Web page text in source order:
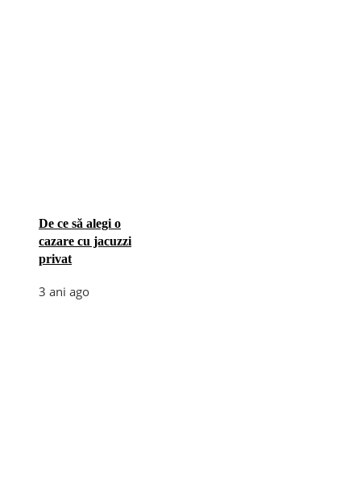
De ce să alegi o
cazare cu jacuzzi
privat
3 ani ago